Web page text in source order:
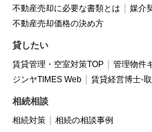
不動産売却に必要な書類とは
媒介
不動産売却価格の決め方
貸したい
賃貸管理・空室対策TOP 管理物件
ジンヤTIMES Web
賃貸経営博士-
相続相談
相続対策 相続の相談事例